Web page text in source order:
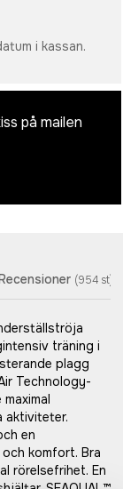
i kassan.
på mailen
(954 st)
träning i
plagg
Technology-
aktiviteter.
en
komfort. Bra
rörelsefrihet. En